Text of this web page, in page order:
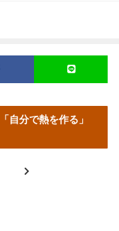
自分で熱を作る」
>